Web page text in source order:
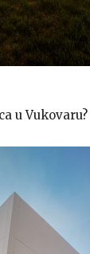
u Vukovaru?